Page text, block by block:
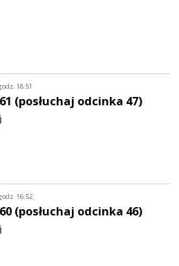
18:51
(posłuchaj odcinka 47)
16:52
(posłuchaj odcinka 46)